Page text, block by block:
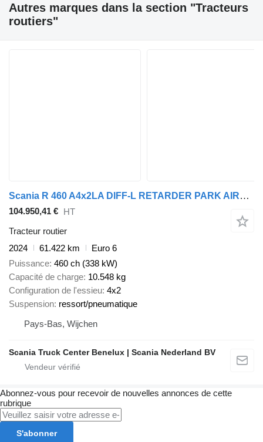
Autres marques dans la section "Tracteurs
routiers"
Scania R 460 A4x2LA DIFF-L RETARDER PARK AIRCO SUPER!
104.950,41 € HT
Tracteur routier
2024
61.422 km
Euro 6
Puissance 460 ch (338 kW)
Capacité de charge 10.548 kg
Configuration de l'essieu 4x2
Suspension ressort/pneumatique
Pays-Bas, Wijchen
Scania Truck Center Benelux | Scania Nederland BV
Abonnez-vous pour recevoir de nouvelles annonces de cette
rubrique
S'abonner